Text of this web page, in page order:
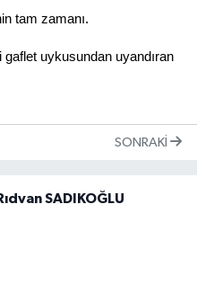
tam zamanı.
uykusundan uyandıran
SONRAKI
SADIKOĞLU